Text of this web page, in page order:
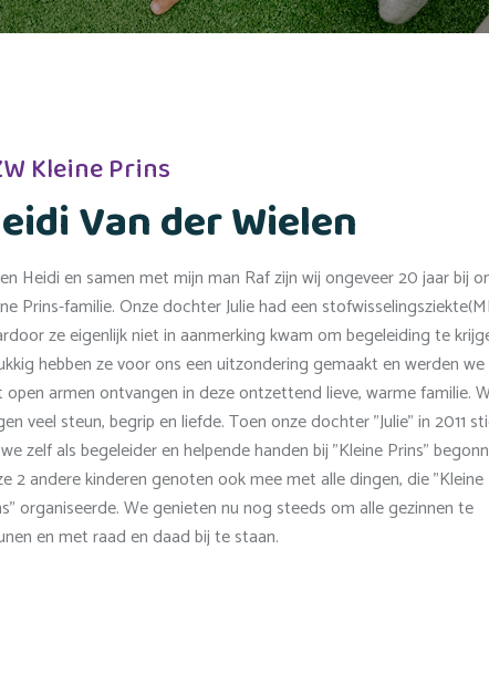
Kleine Prins
Van der Wielen
Heidi en samen met mijn man Raf zijn wij ongeveer 20 jaar bij
Prins-familie. Onze dochter Julie had een
ze eigenlijk niet in aanmerking kwam om begeleiding te
hebben ze voor ons een uitzondering gemaakt en werden we
armen ontvangen in deze ontzettend lieve, warme familie.
veel steun, begrip en liefde. Toen onze dochter "Julie" in 2011
zelf als begeleider en helpende handen bij "Kleine Prins"
2 andere kinderen genoten ook mee met alle dingen, die "Kleine
organiseerde. We genieten nu nog steeds om alle gezinnen te
en met raad en daad bij te staan.